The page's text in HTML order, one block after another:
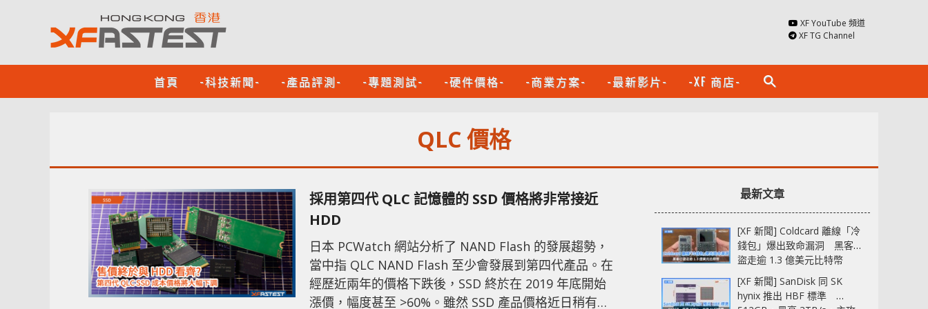
XF YouTube 頻道
XF TG Channel
首頁 -科技新聞- -產品評測- -專題測試- -硬件價格- -商業方案- -最新影片- -XF 商店- search
QLC 價格
採用第四代 QLC 記憶體的 SSD 價格將非常接近
HDD
日本 PCWatch 網站分析了 NAND Flash 的發展趨勢，
當中指 QLC NAND Flash 至少會發展到第四代產品。在
經歷近兩年的價格下跌後，SSD 終於在 2019 年底開始
漲價，幅度甚至 >60%。雖然 SSD 產品價格近日稍有鬆
最新文章
[XF 新聞] Coldcard 離線「冷
錢包」爆出致命漏洞 黑客已
盜走逾 1.3 億美元比特幣
[XF 新聞] SanDisk 同 SK
hynix 推出 HBF 標準